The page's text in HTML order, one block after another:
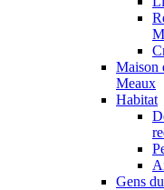
Maison
Meaux
Habitat
Gens